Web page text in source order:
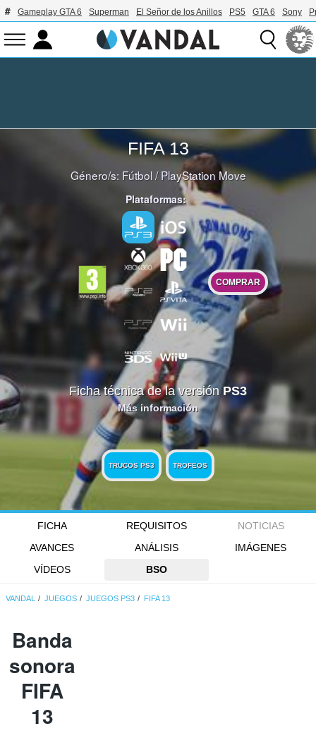
Gameplay GTA 6 Superman El Señor de los Anillos PS5 GTA 6 Sony
FIFA 13
Género/s: Fútbol/PlayStation Move
Plataformas:
COMPRAR
Ficha técnica de la versiónPS3
Más información
TRUCOS PS3 TROFEOS
FICHA REQUISITOS
NOTICIAS
AVANCES
ANÁLISIS
IMÁGENES
VÍDEOS
BSO
VANDAL JUEGOS JUEGOS PS3 FIFA 13
Banda
sonora
FIFA
13